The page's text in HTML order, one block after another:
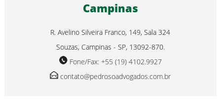
Campinas
R. Avelino Silveira Franco, 149, Sala 324
Souzas, Campinas - SP, 13092-870.
Fone/Fax: +55 (19) 4102.9927
contato@pedrosoadvogados.com.br